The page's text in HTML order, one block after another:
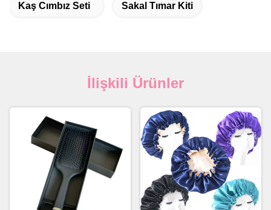
Kaş Cımbız Seti Sakal Tımar Kiti
İlişkili Ürünler